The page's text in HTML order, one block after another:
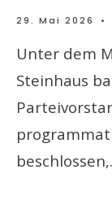
29. Mai 2026 •
Unter dem
Steinhaus
beschlossen,